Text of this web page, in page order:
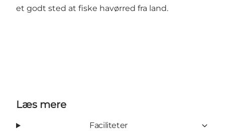
et godt sted at fiske havørred fra land.
Læs mere
Faciliteter